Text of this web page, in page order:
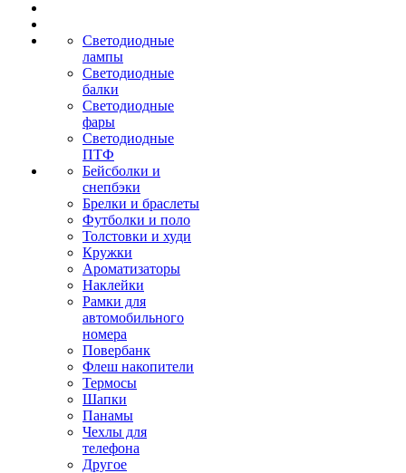
Светодиодные
лампы
Светодиодные
балки
Светодиодные
фары
Светодиодные
ПТФ
Бейсболки и
снепбэки
Брелки и браслеты
Футболки и поло
Толстовки и худи
Кружки
Ароматизаторы
Наклейки
Рамки для
автомобильного
номера
Повербанк
Флеш накопители
Термосы
Шапки
Панамы
Чехлы для
телефона
Другое